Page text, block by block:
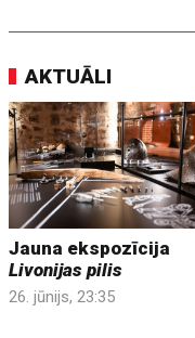
AKTUĀLI
Jauna ekspozīcija
Livonijas pilis
26. jūnijs, 23:35